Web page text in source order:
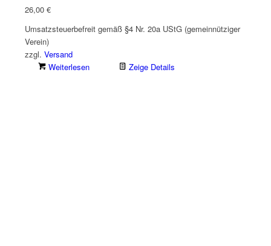
26,00 €
Umsatzsteuerbefreit gemäß §4 Nr. 20a UStG (gemeinnütziger
Verein)
zzgl. Versand
Weiterlesen
Zeige Details